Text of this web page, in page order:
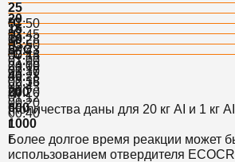
25
°C
01:50
00:28
00:14
00:10
20
°C
03:45
00:43
00:19
00:15
15
°C
05:50
01:00
00:28
00:20
10
°C
07:45
01:37
00:43
00:20
5 °C
24:00
02:38
01:12
00:40
40
гр
200
г
600
г
1000
г
(Количества даны для 20 кг AI и 1 кг
Более долгое время реакции может
использованием отвердителя